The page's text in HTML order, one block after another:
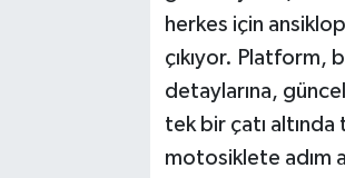
herkes için
çıkıyor. Platform,
detaylarına,
tek bir çatı altında
motosiklete adım